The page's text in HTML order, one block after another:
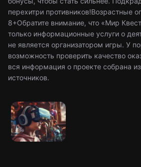
перехитри противников!Возрастные
8+Обратите внимание, что «Мир
только информационные услуги о
не является организатором игры. У
возможность проверить качество
вся информация о проекте собрана
источников.